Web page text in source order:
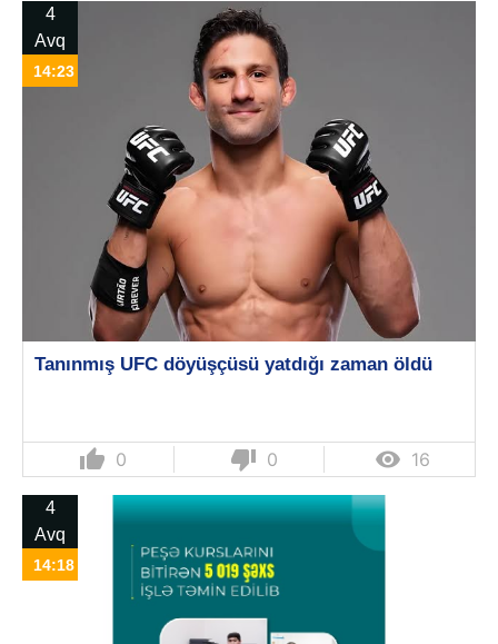
4
Avq
14:23
Tanınmış UFC döyüşçüsü yatdığı zaman öldü
thumb_up 0 thumb_down 0  16
4
Avq
14:18